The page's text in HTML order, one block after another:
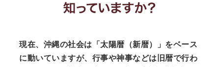
現在、沖縄の社会は「太陽暦（新暦）」をベース
に動いていますが、行事や神事などは旧暦で行わ